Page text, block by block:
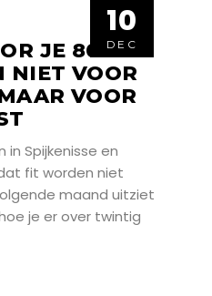
10
DEC
10
DEC
JE 80E.
NIET VOOR
VOOR
Spijkenisse en
fit worden niet
maand uitziet
je er over twintig